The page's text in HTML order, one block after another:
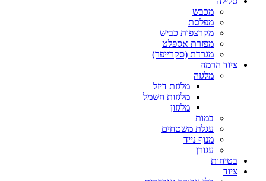
מכבש
מפלסת
מקרצפות כביש
מפזרת אספלט
מגרדת (סקרייפר)
ציוד הרמה
מלגזה
מלגזת דיזל
מלגזות חשמל
מלגזון
במות
עגלת משטחים
מנוף נייד
עגורן
בטיחות
ציוד